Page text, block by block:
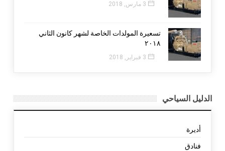
3 مارس, 2018
تسعيرة المولدات الخاصة لشهر كانون الثاني
٢٠١٨
3 فبراير, 2018
الدليل السياحي
أديرة
فنادق